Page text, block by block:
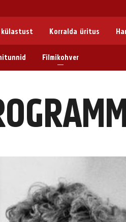
külastust Korralda üritus
Filmikohver